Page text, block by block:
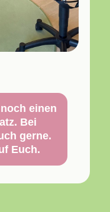
einen
Bei
gerne.
Euch.